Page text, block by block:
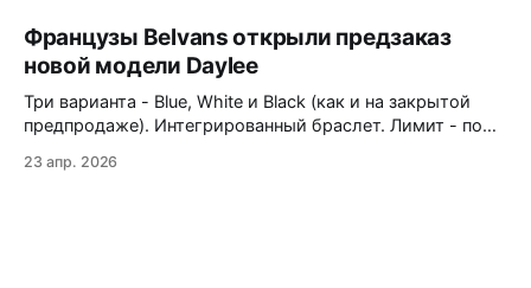
Французы Belvans открыли предзаказ
новой модели Daylee
Три варианта - Blue, White и Black (как и на закрытой
предпродаже). Интегрированный браслет. Лимит - по
Joux-Perret G100 1252 доллара. Отправка с 1 по 15 июля
23 апр. 2026